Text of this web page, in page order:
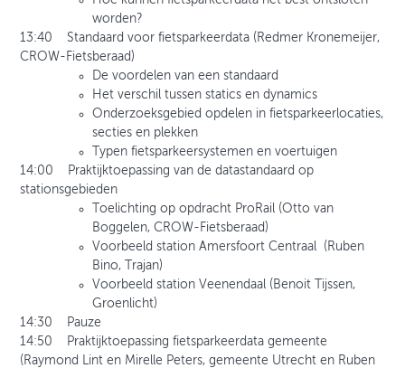
worden?
13:40 Standaard voor fietsparkeerdata (Redmer Kronemeijer,
CROW-Fietsberaad)
De voordelen van een standaard
Het verschil tussen statics en dynamics
Onderzoeksgebied opdelen in fietsparkeerlocaties,
secties en plekken
Typen fietsparkeersystemen en voertuigen
14:00 Praktijktoepassing van de datastandaard op
stationsgebieden
Toelichting op opdracht ProRail (Otto van
Boggelen, CROW-Fietsberaad)
Voorbeeld station Amersfoort Centraal (Ruben
Bino, Trajan)
Voorbeeld station Veenendaal (Benoit Tijssen,
Groenlicht)
14:30 Pauze
14:50 Praktijktoepassing fietsparkeerdata gemeente
(Raymond Lint en Mirelle Peters, gemeente Utrecht en Ruben